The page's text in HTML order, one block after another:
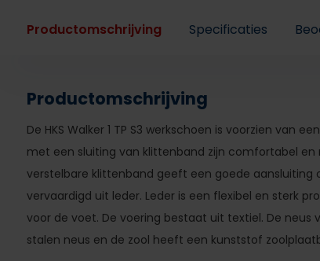
Productomschrijving Specificaties
Productomschrijving
De HKS Walker 1 TP S3 werkschoen is voorzien van
met een sluiting van klittenband zijn comfortabel en
verstelbare klittenband geeft een goede aansluiting
vervaardigd uit leder. Leder is een flexibel en sterk
voor de voet. De voering bestaat uit textiel. De neus
stalen neus en de zool heeft een kunststof